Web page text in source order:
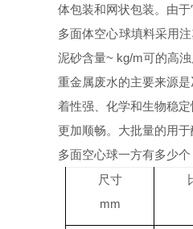
体包装和网状包装。由于
多面体空心球填料采用
泥砂含量~ kg/m可的高浊
重金属废水的主要来源
着性强、化学和生物稳
更加顺畅。大批量的用
多面空心球一方有多少
尺寸
mm